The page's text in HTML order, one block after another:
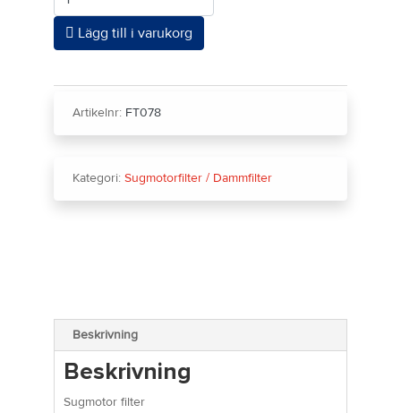
Lägg till i varukorg
Artikelnr: FT078
Kategori: Sugmotorfilter / Dammfilter
Beskrivning
Beskrivning
Sugmotor filter